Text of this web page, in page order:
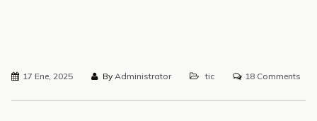
17 Ene, 2025 By Administrator tic 18 Comments